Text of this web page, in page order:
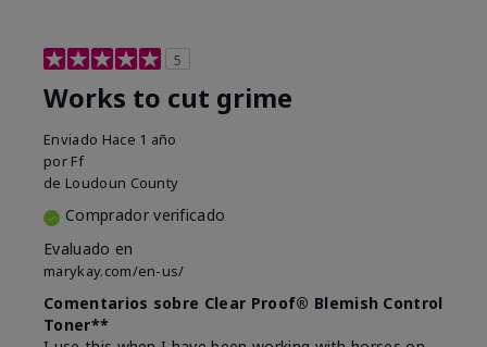
5
Works to cut grime
Enviado Hace 1 año
por Ff
de Loudoun County
Comprador verificado
Evaluado en
marykay.com/en-us/
Comentarios sobre Clear Proof® Blemish Control
Toner**